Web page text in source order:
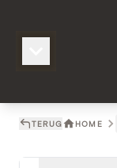
TERUG HOME